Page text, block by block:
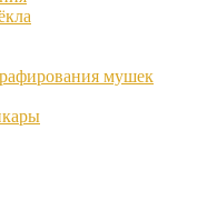
мушек